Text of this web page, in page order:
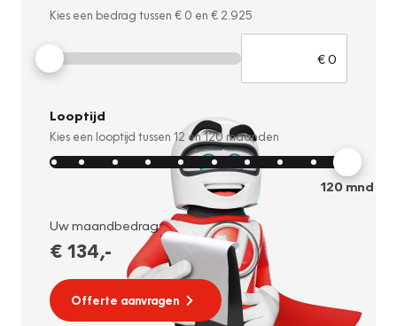
Kies een bedrag tussen € 0 en € 2.925
Looptijd
Kies een looptijd tussen 12 en120 maanden
120mnd
Uw maandbedrag:
€ 134,-
Offerte aanvragen